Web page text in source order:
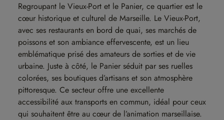
Regroupant le Vieux-Port et le Panier, ce quartier est le
cœur historique et culturel de Marseille. Le Vieux-Port,
avec ses restaurants en bord de quai, ses marchés de
poissons et son ambiance effervescente, est un lieu
emblématique prisé des amateurs de sorties et de vie
urbaine. Juste à côté, le Panier séduit par ses ruelles
colorées, ses boutiques d’artisans et son atmosphère
pittoresque. Ce secteur offre une excellente
accessibilité aux transports en commun, idéal pour ceux
qui souhaitent être au cœur de l’animation marseillaise.